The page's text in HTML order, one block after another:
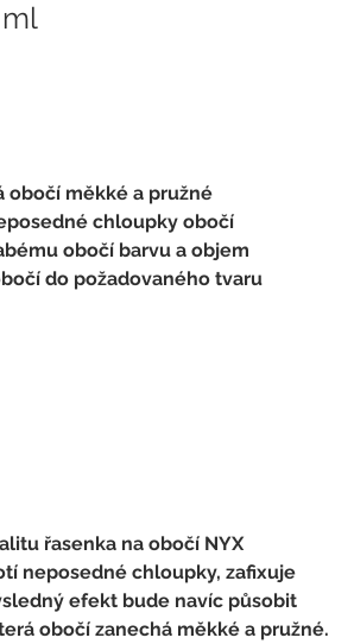
obočí měkké a pružné
chloupky obočí
obočí barvu a objem
do požadovaného tvaru
řasenka na obočí NYX
neposedné chloupky, zafixuje
efekt bude navíc působit
obočí zanechá měkké a pružné.